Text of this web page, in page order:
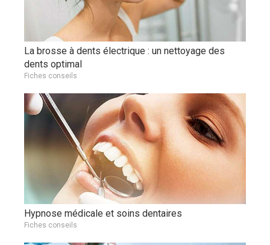
La brosse à dents électrique : un nettoyage des
dents optimal
Fiches conseils
Hypnose médicale et soins dentaires
Fiches conseils